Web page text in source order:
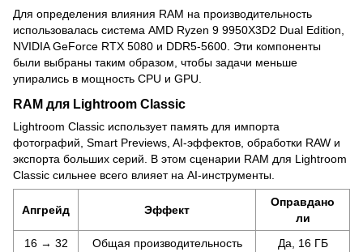
Для определения влияния RAM на производительность
использовалась система AMD Ryzen 9 9950X3D2 Dual Edition,
NVIDIA GeForce RTX 5080 и DDR5-5600. Эти компоненты
были выбраны таким образом, чтобы задачи меньше
упирались в мощность CPU и GPU.
RAM для Lightroom Classic
Lightroom Classic использует память для импорта
фотографий, Smart Previews, AI-эффектов, обработки RAW и
экспорта больших серий. В этом сценарии RAM для Lightroom
Classic сильнее всего влияет на AI-инструменты.
Апгрейд Эффект
Оправдано
ли
16 → 32
Общая производительность
Да, 16 ГБ